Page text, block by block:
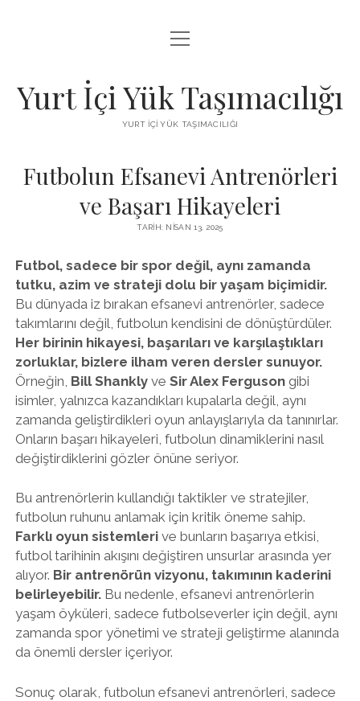
BEDAVA FACEBOOK BEĞENI KAZANMA
FACEBOOK SAYFA BEĞENDIRME HILESI İNDIR
menüyü
aç
Yurt İçi Yük Taşımacılığı
YURT İÇI YÜK TAŞIMACILIĞI
Futbolun Efsanevi Antrenörleri
ve Başarı Hikayeleri
TARIH: NISAN 13, 2025
Futbol, sadece bir spor değil, aynı zamanda
tutku, azim ve strateji dolu bir yaşam biçimidir.
Bu dünyada iz bırakan efsanevi antrenörler, sadece
takımlarını değil, futbolun kendisini de dönüştürdüler.
Her birinin hikayesi, başarıları ve karşılaştıkları
zorluklar, bizlere ilham veren dersler sunuyor.
Örneğin, Bill Shanklyve Sir Alex Fergusongibi
isimler, yalnızca kazandıkları kupalarla değil, aynı
zamanda geliştirdikleri oyun anlayışlarıyla da tanınırlar.
Onların başarı hikayeleri, futbolun dinamiklerini nasıl
değiştirdiklerini gözler önüne seriyor.
Bu antrenörlerin kullandığı taktikler ve stratejiler,
futbolun ruhunu anlamak için kritik öneme sahip.
Farklı oyun sistemlerive bunların başarıya etkisi,
futbol tarihinin akışını değiştiren unsurlar arasında yer
alıyor. Bir antrenörün vizyonu, takımının kaderini
belirleyebilir.Bu nedenle, efsanevi antrenörlerin
yaşam öyküleri, sadece futbolseverler için değil, aynı
zamanda spor yönetimi ve strateji geliştirme alanında
da önemli dersler içeriyor.
Sonuç olarak, futbolun efsanevi antrenörleri, sadece